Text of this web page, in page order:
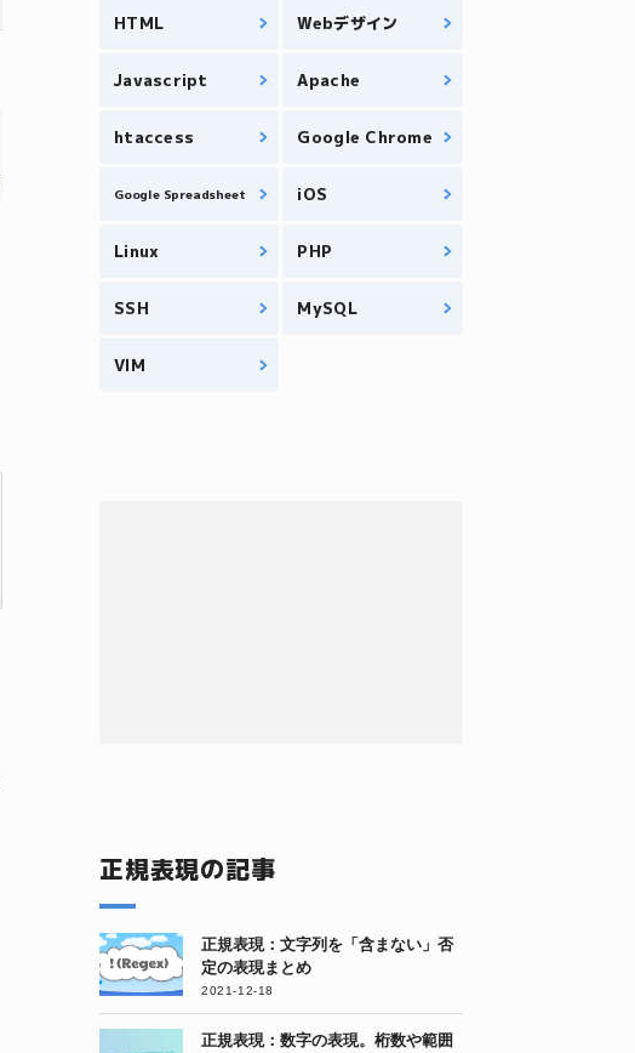
HTML Webデザイン
Javascript Apache
htaccess Google Chrome
Google Spreadsheet iOS
Linux PHP
SSH MySQL
VIM
正規表現の記事
正規表現：文字列を「含まない」否
定の表現まとめ
2021-12-18
正規表現：数字の表現。桁数や範囲